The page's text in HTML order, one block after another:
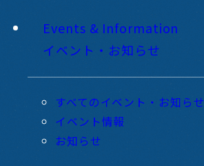
Events & Information
イベント・お知らせ
すべてのイベント・お知らせ
イベント情報
お知らせ